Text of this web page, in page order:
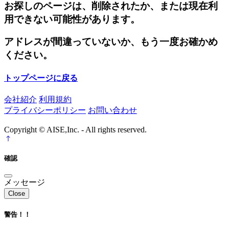
お探しのページは、削除されたか、または現在利
用できない可能性があります。
アドレスが間違っていないか、もう一度お確かめ
ください。
トップページに戻る
会社紹介 利用規約
プライバシーポリシー お問い合わせ
Copyright © AISE,Inc. - All rights reserved.
確認
メッセージ
Close
警告！！